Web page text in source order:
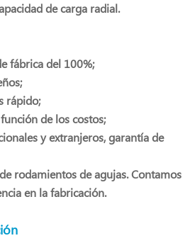
de carga radial.
fábrica del 100%;
rápido;
de los costos;
y extranjeros, garantía de
rodamientos de agujas. Contamos
en la fabricación.